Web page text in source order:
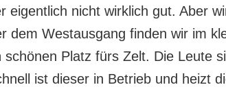
eigentlich nicht wirklich gut. Aber
dem Westausgang finden wir im
Platz fürs Zelt. Die Leute
ist dieser in Betrieb und heizt